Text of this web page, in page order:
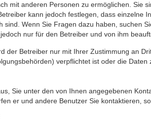
mit anderen Personen zu ermöglichen.
kann jedoch festlegen, dass
sind. Wenn Sie Fragen dazu haben, suchen
nur für den Betreiber und von ihm
der Betreiber nur mit Ihrer Zustimmung an
verpflichtet ist oder die
Sie unter den von Ihnen angegebenen
er und andere Benutzer Sie kontaktieren,